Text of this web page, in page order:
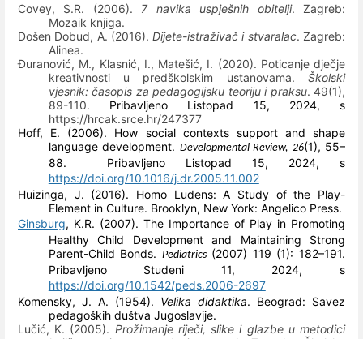
Covey, S.R. (2006). 7 navika uspješnih obitelji. Zagreb:
Mozaik knjiga.
Došen Dobud, A. (2016).Dijete-istraživač i stvaralac. Zagreb:
Alinea.
Đuranović, M., Klasnić, I., Matešić, I. (2020). Poticanje dječje
kreativnosti u predškolskim ustanovama. Školski
vjesnik: časopis za pedagogijsku teoriju i praksu. 49(1),
89-110. Pribavljeno Listopad 15, 2024, s
https://hrcak.srce.hr/247377
Hoff, E. (2006). How social contexts support and shape
language development. Developmental Review, 26(1), 55–
88. Pribavljeno Listopad 15, 2024, s
https://doi.org/10.1016/j.dr.2005.11.002
Huizinga, J. (2016). Homo Ludens: A Study of the Play-
Element in Culture. Brooklyn, New York: Angelico Press.
Ginsburg, K.R. (2007). The Importance of Play in Promoting
Healthy Child Development and Maintaining Strong
Parent-Child Bonds. Pediatrics(2007) 119 (1): 182–191.
Pribavljeno Studeni 11, 2024, s
https://doi.org/10.1542/peds.2006-2697
Komensky, J. A. (1954). Velika didaktika. Beograd: Savez
pedagoških duštva Jugoslavije.
Lučić, K. (2005). Prožimanje riječi, slike i glazbe u metodici